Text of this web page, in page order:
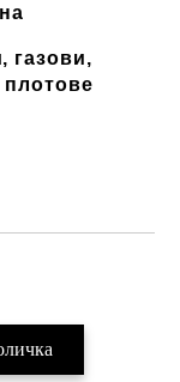
газови,
плотове